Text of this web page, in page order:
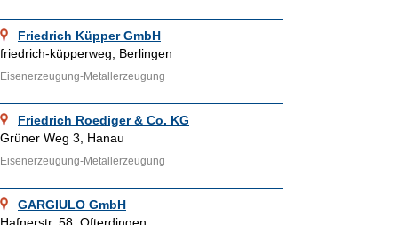
Friedrich Küpper GmbH
friedrich-küpperweg, Berlingen
Eisenerzeugung-Metallerzeugung
Friedrich Roediger & Co. KG
Grüner Weg 3, Hanau
Eisenerzeugung-Metallerzeugung
GARGIULO GmbH